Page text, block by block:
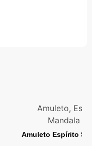
Amuleto,
Mandala
Amuleto Espírito